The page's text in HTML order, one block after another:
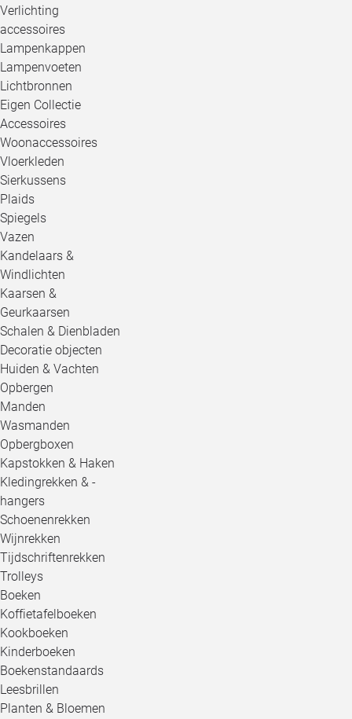
Verlichting
accessoires
Lampenkappen
Lampenvoeten
Lichtbronnen
Eigen Collectie
Accessoires
Woonaccessoires
Vloerkleden
Sierkussens
Plaids
Spiegels
Vazen
Kandelaars &
Windlichten
Kaarsen &
Geurkaarsen
Schalen & Dienbladen
Decoratie objecten
Huiden & Vachten
Opbergen
Manden
Wasmanden
Opbergboxen
Kapstokken & Haken
Kledingrekken & -
hangers
Schoenenrekken
Wijnrekken
Tijdschriftenrekken
Trolleys
Boeken
Koffietafelboeken
Kookboeken
Kinderboeken
Boekenstandaards
Leesbrillen
Planten & Bloemen